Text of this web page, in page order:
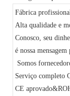
Fábrica
Alta qualidade e
Conosco, seu
é nossa
Somos
Serviço completo
CE